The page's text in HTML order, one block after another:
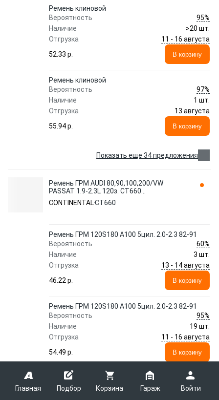
Главная Подбор Корзина Гараж Войти
Ремень клиновой
Вероятность
95%
Наличие
>20 шт.
Отгрузка
11 - 16 августа
52.33 p.
В корзину
Ремень клиновой
Вероятность
97%
Наличие
1 шт.
Отгрузка
13 августа
55.94 p.
В корзину
Показать еще 34 предложения
Ремень ГРМ AUDI 80,90,100,200/VW
PASSAT 1.9-2.3L 120з. CT660
CONTINENTAL
CONTINENTALCT660
Ремень ГРМ 120S180 A100 5цил. 2.0-2.3 82-91
Вероятность
60%
Наличие
3 шт.
Отгрузка
13 - 14 августа
46.22 p.
В корзину
Ремень ГРМ 120S180 A100 5цил. 2.0-2.3 82-91
Вероятность
95%
Наличие
19 шт.
Отгрузка
11 - 16 августа
54.49 p.
В корзину
Ремень ГРМ 120S180 A100 5цил. 2.0-2.3 82-91
Вероятность
97%